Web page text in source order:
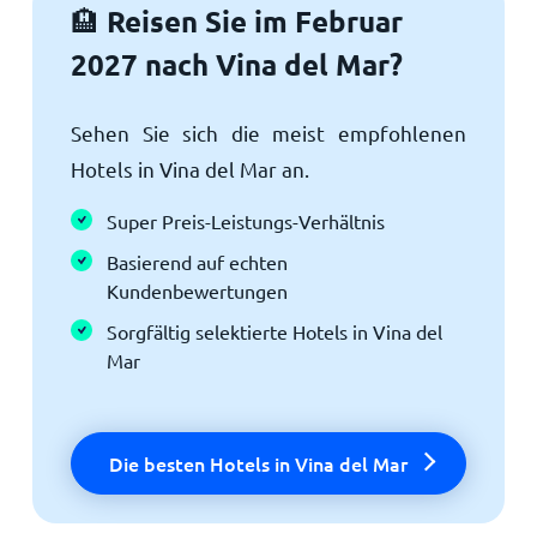
🏨 Reisen Sie im Februar
2027 nach Vina del Mar?
Sehen Sie sich die meist empfohlenen
Hotels in Vina del Mar an.
Super Preis-Leistungs-Verhältnis
Basierend auf echten
Kundenbewertungen
Sorgfältig selektierte Hotels in Vina del
Mar
Die besten Hotels in Vina del Mar